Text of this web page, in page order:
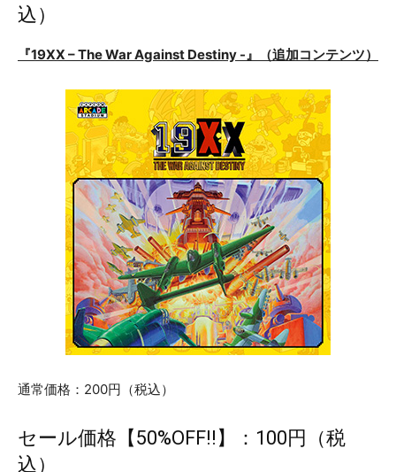
込）
『19XX – The War Against Destiny -』（追加コンテンツ）
通常価格：200円（税込）
セール価格【50%OFF!!】：100円（税
込）